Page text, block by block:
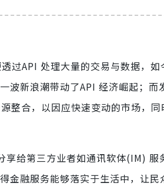
过API 处理大量的交易与数据，
波新浪潮带动了API 经济崛起；而
合，以因应快速变动的市场，同
给第三方业者如通讯软体(IM) 服
金融服务能够落实于生活中，让民